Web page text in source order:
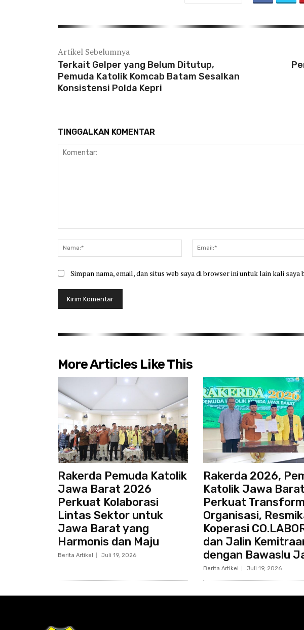
Artikel Sebelumnya
Terkait Gelper yang Belum Ditutup,
Pemuda Katolik Komcab Batam Sesalkan
Konsistensi Polda Kepri
TINGGALKAN KOMENTAR
Nama:*
Simpan nama, email, dan situs web saya di browser ini untuk lain kali saya
More Articles Like This
Rakerda Pemuda Katolik
Jawa Barat 2026
Perkuat Kolaborasi
Lintas Sektor untuk
Jawa Barat yang
Harmonis dan Maju
Berita Artikel Juli 19, 2026
Rakerda 2026,
Katolik Jawa Barat
Perkuat
Organisasi,
Koperasi
dan Jalin
dengan Bawaslu
Berita Artikel Juli 19, 2026